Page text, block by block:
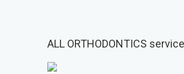
ALL ORTHODONTICS